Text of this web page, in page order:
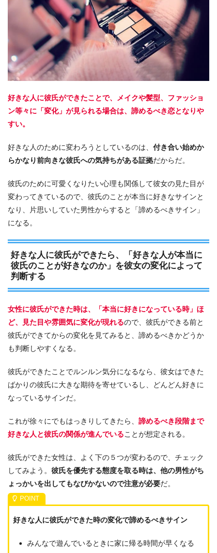
好きな人に彼氏ができたことで、メイクや髪型、ファッショ
ン等々に「変化」が見られる場合は、諦めるべき恋となりや
すい。
好きな人のために変わろうとしているのは、 付き合い始めか
らかなり前向きな彼氏への気持ちがある証拠だからだ。
彼氏のために可愛くなりたい心理も関係して彼女の見た目が
変わってきているので、彼氏のことが本当に好きなサインと
なり、片思いしていた男性からすると「諦めるべきサイン」
になる。
好きな人に彼氏ができたら、「好きな人が本当に
彼氏のことが好きなのか」を彼女の変化によって
判断する
女性に彼氏ができた時は、「本当に好きになっている時」ほ
ど、見た目や雰囲気に変化が現れるので、彼氏ができる前と
彼氏ができてからの変化を見てみると、諦めるべきかどうか
も判断しやすくなる。
彼氏ができたことでルンルン気分になるなら、彼女はできた
ばかりの彼氏に大きな期待を寄せているし、どんどん好きに
なっているサインだ。
これが徐々にでもはっきりしてきたら、 諦めるべき段階まで
好きな人と彼氏の関係が進んでいることが想定される。
彼氏ができた女性は、よく下の５つが変わるので、チェック
してみよう。 彼氏を優先する態度を取る時は、他の男性がち
ょっかいを出してもなびかないので注意が必要だ。
好きな人に彼氏ができた時の変化で諦めるべきサイン
みんなで遊んでいるときに家に帰る時間が早くなる